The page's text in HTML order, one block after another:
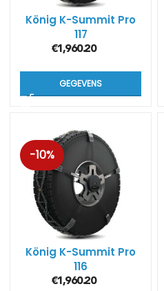
König K-Summit Pro
117
€1,960.20
GEGEVENS
-10%
König K-Summit Pro
116
€1,960.20